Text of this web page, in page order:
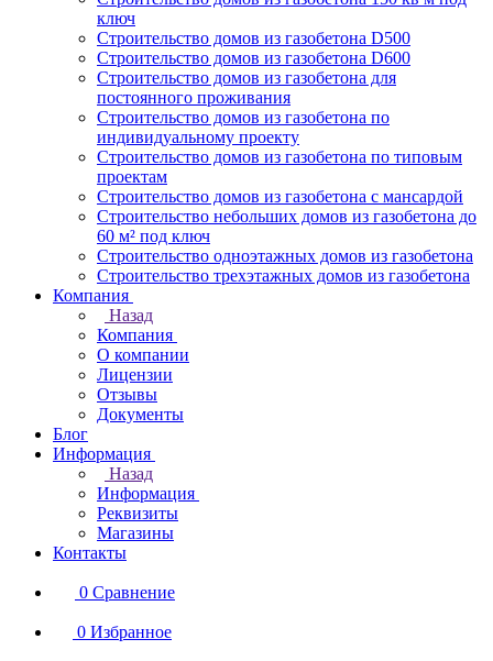
ключ
Строительство домов из газобетона D500
Строительство домов из газобетона D600
Строительство домов из газобетона для
постоянного проживания
Строительство домов из газобетона по
индивидуальному проекту
Строительство домов из газобетона по типовым
проектам
Строительство домов из газобетона с мансардой
Строительство небольших домов из газобетона до
60 м² под ключ
Строительство одноэтажных домов из газобетона
Строительство трехэтажных домов из газобетона
Компания
Назад
Компания
О компании
Лицензии
Отзывы
Документы
Блог
Информация
Назад
Информация
Реквизиты
Магазины
Контакты
0 Сравнение
0 Избранное